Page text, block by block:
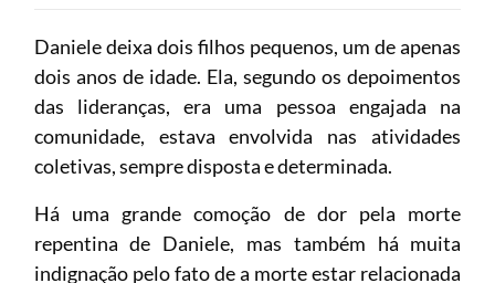
Daniele deixa dois filhos pequenos, um de apenas
dois anos de idade. Ela, segundo os depoimentos
das lideranças, era uma pessoa engajada na
comunidade, estava envolvida nas atividades
coletivas, sempre disposta e determinada.
Há uma grande comoção de dor pela morte
repentina de Daniele, mas também há muita
indignação pelo fato de a morte estar relacionada